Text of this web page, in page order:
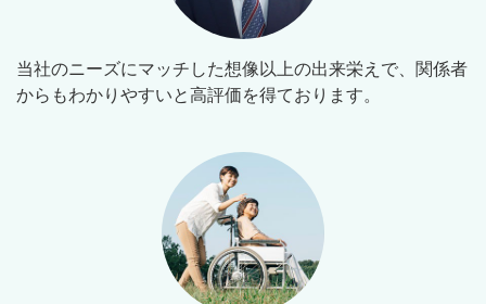
当社のニーズにマッチした想像以上の出来栄えで、関係者
からもわかりやすいと高評価を得ております。